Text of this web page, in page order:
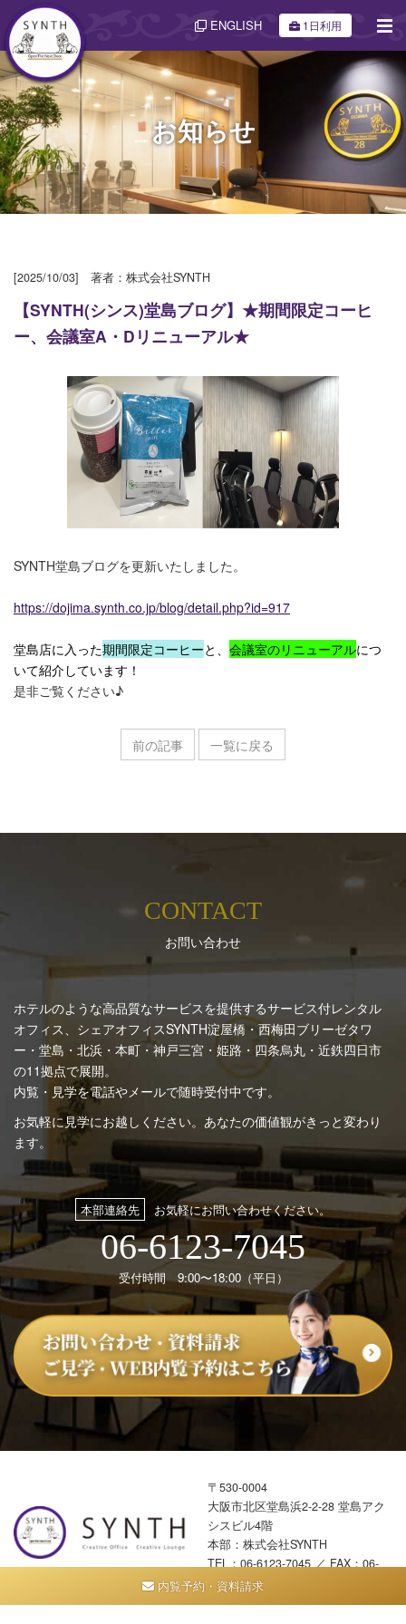
ENGLISH 1日利用
内覧予約・資料請求
お知らせ
[2025/10/03] 著者：株式会社SYNTH
【SYNTH(シンス)堂島ブログ】★期間限定コーヒ
ー、会議室A・Dリニューアル★
SYNTH堂島ブログを更新いたしました。
https://dojima.synth.co.jp/blog/detail.php?id=917
堂島店に入った期間限定コーヒーと、 会議室のリニューアルにつ
いて紹介しています！
是非ご覧ください♪
前の記事 一覧に戻る
CONTACT
お問い合わせ
ホテルのような高品質なサービスを提供するサービス付レンタル
オフィス、シェアオフィスSYNTH淀屋橋・西梅田ブリーゼタワ
ー・堂島・北浜・本町・神戸三宮・姫路・四条烏丸・近鉄四日市
の11拠点で展開。
内覧・見学を電話やメールで随時受付中です。
お気軽に見学にお越しください。あなたの価値観がきっと変わり
ます。
本部連絡先 お気軽にお問い合わせください。
06-6123-7045
受付時間 9:00〜18:00（平日）
〒530-0004
大阪市北区堂島浜2-2-28 堂島アク
シスビル4階
本部：株式会社SYNTH
TEL：06-6123-7045／ FAX：06-
7635-7915